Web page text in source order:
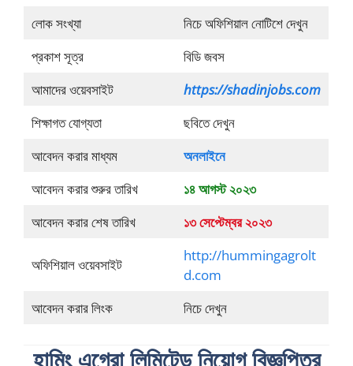
লোক সংখ্যা
নিচে অফিশিয়াল নোটিশে দেখুন
প্রকাশ সূত্র
বিডি জবস
আমাদের ওয়েবসাইট
https://shadinjobs.com
শিক্ষাগত যোগ্যতা
ছবিতে দেখুন
আবেদন করার মাধ্যম
অনলাইনে
আবেদন করার শুরুর তারিখ
১৪ আগস্ট ২০২৩
আবেদন করার শেষ তারিখ
১৩ সেপ্টেম্বর ২০২৩
অফিশিয়াল ওয়েবসাইট
http://hummingagrolt
d.com
আবেদন করার লিংক
নিচে দেখুন